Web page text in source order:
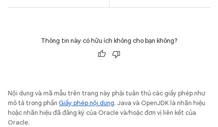
Thông tin này có hữu ích không cho bạn không?
Nội dung và mã mẫu trên trang này phải tuân thủ các giấy phép như
mô tả trong phần Giấy phép nội dung. Java và OpenJDK là nhãn hiệu
hoặc nhãn hiệu đã đăng ký của Oracle và/hoặc đơn vị liên kết của
Oracle.